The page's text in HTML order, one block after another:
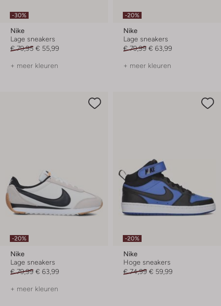
-30%
Nike
Lage sneakers
€ 79,95 € 55,99
+ meer kleuren
-20%
Nike
Lage sneakers
€ 79,99 € 63,99
+ meer kleuren
-20%
Nike
Lage sneakers
€ 79,99 € 63,99
+ meer kleuren
-20%
Nike
Hoge sneakers
€ 74,99 € 59,99